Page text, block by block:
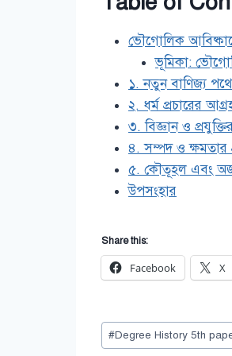
ভৌগোলিক
ভূমিকা:
১. নতুন বাণিজ্য
২. ধর্ম প্রচারের
৩. বিজ্ঞান ও
৪. সম্পদ ও ক্ষমতার
৫. কৌতূহল এবং
উপসংহার
Share this:
Facebook X
Post
Tags:
#Degree History 5th